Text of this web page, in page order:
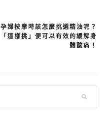
孕婦按摩時該怎麼挑選精油呢？
「這樣挑」便可以有效的緩解身
體酸痛！